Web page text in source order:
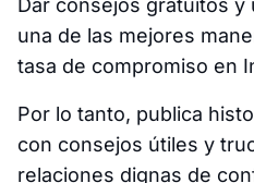
Dar consejos gratuitos y
una de las mejores
tasa de compromiso en
Por lo tanto, publica
con consejos útiles y
relaciones dignas de